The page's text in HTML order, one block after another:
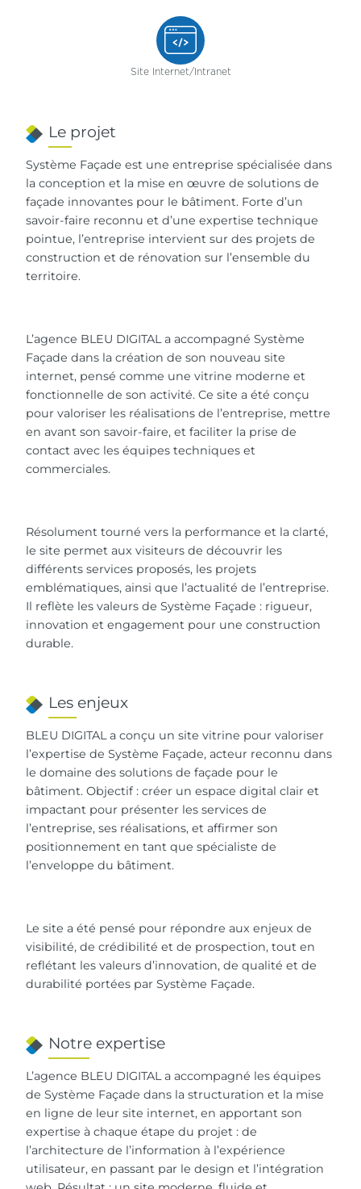
Site Internet/Intranet
Le projet
Système Façade est une entreprise spécialisée dans
la conception et la mise en œuvre de solutions de
façade innovantes pour le bâtiment. Forte d’un
savoir-faire reconnu et d’une expertise technique
pointue, l’entreprise intervient sur des projets de
construction et de rénovation sur l’ensemble du
territoire.
L’agence BLEU DIGITAL a accompagné Système
Façade dans la création de son nouveau site
internet, pensé comme une vitrine moderne et
fonctionnelle de son activité. Ce site a été conçu
pour valoriser les réalisations de l’entreprise, mettre
en avant son savoir-faire, et faciliter la prise de
contact avec les équipes techniques et
commerciales.
Résolument tourné vers la performance et la clarté,
le site permet aux visiteurs de découvrir les
différents services proposés, les projets
emblématiques, ainsi que l’actualité de l’entreprise.
Il reflète les valeurs de Système Façade : rigueur,
innovation et engagement pour une construction
durable.
Les enjeux
BLEU DIGITAL a conçu un site vitrine pour valoriser
l’expertise de Système Façade, acteur reconnu dans
le domaine des solutions de façade pour le
bâtiment. Objectif : créer un espace digital clair et
impactant pour présenter les services de
l’entreprise, ses réalisations, et affirmer son
positionnement en tant que spécialiste de
l’enveloppe du bâtiment.
Le site a été pensé pour répondre aux enjeux de
visibilité, de crédibilité et de prospection, tout en
reflétant les valeurs d’innovation, de qualité et de
durabilité portées par Système Façade.
Notre expertise
L’agence BLEU DIGITAL a accompagné les équipes
de Système Façade dans la structuration et la mise
en ligne de leur site internet, en apportant son
expertise à chaque étape du projet : de
l’architecture de l’information à l’expérience
utilisateur, en passant par le design et l’intégration